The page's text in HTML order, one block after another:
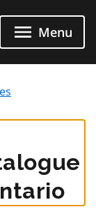
Menu